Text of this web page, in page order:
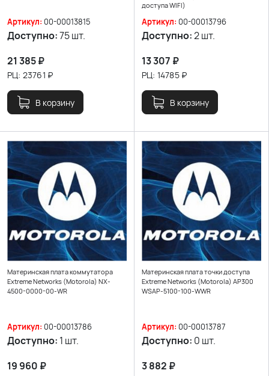
Артикул: 00-00013815
Доступно:75 шт.
21 385₽
РЦ: 23761 ₽
В корзину
доступа WIFI)
Артикул: 00-00013796
Доступно:2 шт.
13 307 ₽
РЦ: 14785₽
В корзину
Материнская плата коммутатора
Extreme Networks (Motorola) NX-
4500-0000-00-WR
Артикул: 00-00013786
Доступно: 1 шт.
19 960 ₽
Материнская плата точки доступа
Extreme Networks (Motorola) AP300
WSAP-5100-100-WWR
Артикул: 00-00013787
Доступно: 0 шт.
3 882 ₽